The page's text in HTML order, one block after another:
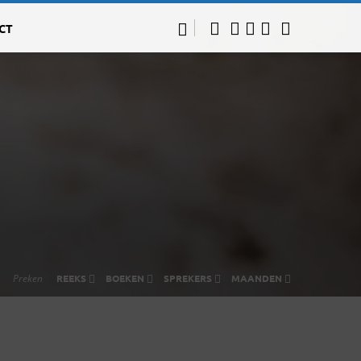
Preken REEKS BOEKEN SPREKERS MAANDEN